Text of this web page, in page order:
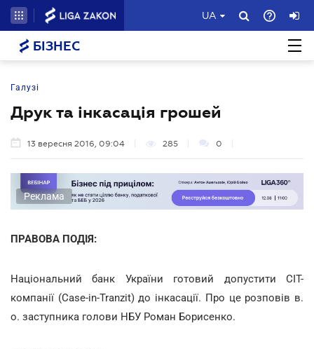
UA
БІЗНЕС
Галузі
Друк та інкасація грошей
13 вересня 2016, 09:04 285 0
Реклама
ПРАВОВА ПОДІЯ:
Національний банк України готовий допустити CIT-
компанії (Саѕe-in-Tranzit) до інкасації. Про це розповів в.
о. заступника голови НБУ Роман Борисенко.